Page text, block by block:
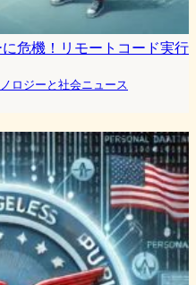
危機！リモートコード実行
ロジーと社会ニュース